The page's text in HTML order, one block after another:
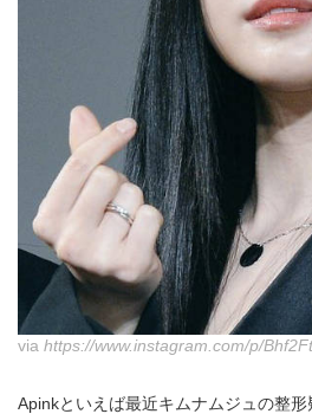
via https://www.instagram.com/p/
Apinkといえば最近キムナムジュの整